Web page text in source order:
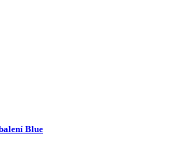
Blue